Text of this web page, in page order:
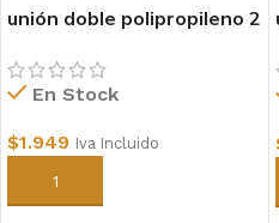
unión doble polipropileno 2
En Stock
$1.949 Iva Incluido
Añadir al carrito